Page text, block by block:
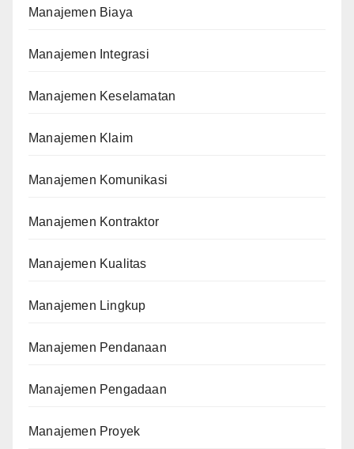
Manajemen Biaya
Manajemen Integrasi
Manajemen Keselamatan
Manajemen Klaim
Manajemen Komunikasi
Manajemen Kontraktor
Manajemen Kualitas
Manajemen Lingkup
Manajemen Pendanaan
Manajemen Pengadaan
Manajemen Proyek